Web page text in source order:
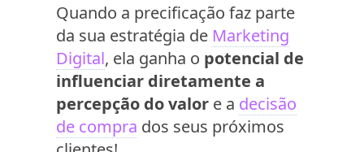
Quando a precificação faz parte
da sua estratégia de Marketing
Digital, ela ganha o potencial de
influenciar diretamente a
percepção do valor e a decisão
de compra ­dos seus próximos